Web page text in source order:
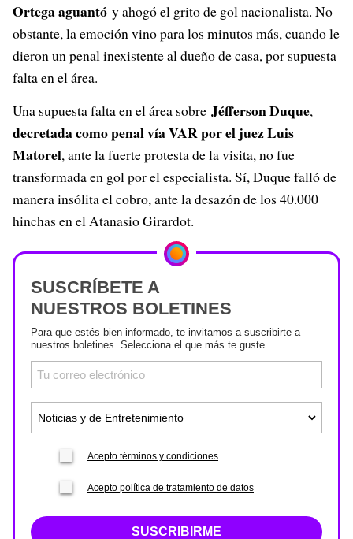
Ortega aguantó y ahogó el grito de gol nacionalista. No
obstante, la emoción vino para los minutos más, cuando le
dieron un penal inexistente al dueño de casa, por supuesta
falta en el área.
Una supuesta falta en el área sobre Jéfferson Duque,
decretada como penal vía VAR por el juez Luis
Matorel, ante la fuerte protesta de la visita, no fue
transformada en gol por el especialista. Sí, Duque falló de
manera insólita el cobro, ante la desazón de los 40.000
hinchas en el Atanasio Girardot.
SUSCRÍBETE A
NUESTROS BOLETINES
Para que estés bien informado, te invitamos a suscribirte a
nuestros boletines. Selecciona el que más te guste.
Acepto términos y condiciones
Acepto política de tratamiento de datos
SUSCRIBIRME